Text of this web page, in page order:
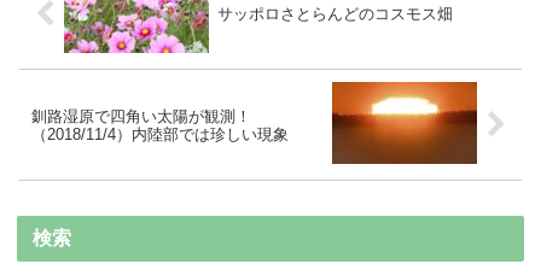
サッポロさとらんどのコスモス畑
釧路湿原で四角い太陽が観測！
（2018/11/4）内陸部では珍しい現象
検索